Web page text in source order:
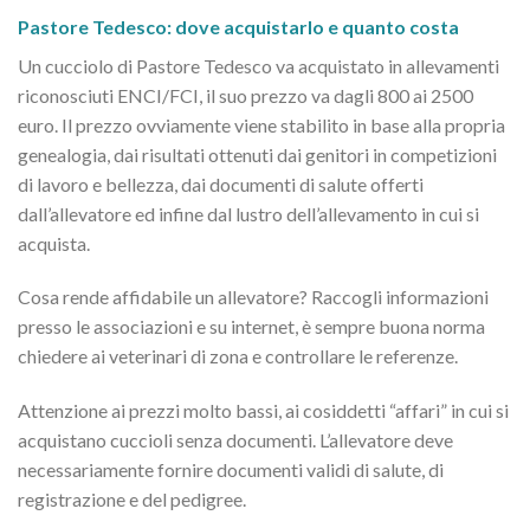
Pastore Tedesco: dove acquistarlo e quanto costa
Un cucciolo di Pastore Tedesco va acquistato in allevamenti
riconosciuti ENCI/FCI, il suo prezzo va dagli 800 ai 2500
euro. Il prezzo ovviamente viene stabilito in base alla propria
genealogia, dai risultati ottenuti dai genitori in competizioni
di lavoro e bellezza, dai documenti di salute offerti
dall’allevatore ed infine dal lustro dell’allevamento in cui si
acquista.
Cosa rende affidabile un allevatore? Raccogli informazioni
presso le associazioni e su internet, è sempre buona norma
chiedere ai veterinari di zona e controllare le referenze.
Attenzione ai prezzi molto bassi, ai cosiddetti “affari” in cui si
acquistano cuccioli senza documenti. L’allevatore deve
necessariamente fornire documenti validi di salute, di
registrazione e del pedigree.